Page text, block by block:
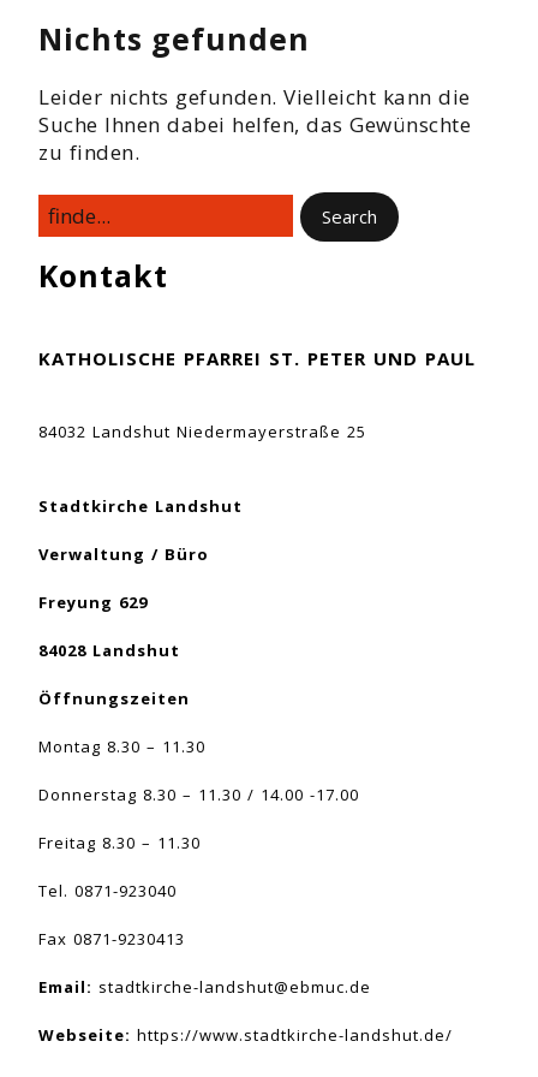
Nichts gefunden
Leider nichts gefunden. Vielleicht kann die
Suche Ihnen dabei helfen, das Gewünschte
zu finden.
Kontakt
KATHOLISCHE PFARREI ST. PETER UND PAUL
84032 Landshut Niedermayerstraße 25
Stadtkirche Landshut
Verwaltung / Büro
Freyung 629
84028 Landshut
Öffnungszeiten
Montag 8.30 – 11.30
Donnerstag 8.30 – 11.30 / 14.00 -17.00
Freitag 8.30 – 11.30
Tel. 0871-923040
Fax 0871-9230413
Email: stadtkirche-landshut@ebmuc.de
Webseite: https://www.stadtkirche-landshut.de/